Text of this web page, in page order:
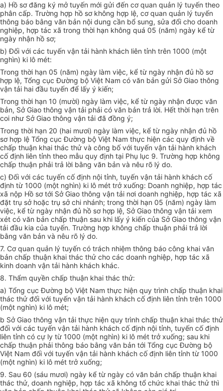
a) Hồ sơ đăng ký mở tuyến mới gửi đến cơ quan quản lý tuyến theo
phân cấp. Trường hợp hồ sơ không hợp lệ, cơ quan quản lý tuyến
thông báo bằng văn bản nội dung cần bổ sung, sửa đổi cho doanh
nghiệp, hợp tác xã trong thời hạn không quá 05 (năm) ngày kể từ
ngày nhận hồ sơ;
b) Đối với các tuyến vận tải hành khách liên tỉnh trên 1000 (một
nghìn) ki lô mét:
Trong thời hạn 05 (năm) ngày làm việc, kể từ ngày nhận đủ hồ sơ
hợp lệ, Tổng cục Đường bộ Việt Nam có văn bản gửi Sở Giao thông
vận tải hai đầu tuyến để lấy ý kiến;
Trong thời hạn 10 (mười) ngày làm việc, kể từ ngày nhận được văn
bản, Sở Giao thông vận tải phải có văn bản trả lời. Hết thời hạn trên
coi như Sở Giao thông vận tải đã đồng ý;
Trong thời hạn 20 (hai mươi) ngày làm việc, kể từ ngày nhận đủ hồ
sơ hợp lệ Tổng cục Đường bộ Việt Nam thực hiện các quy định về
chấp thuận khai thác thử và công bố với tuyến vận tải hành khách
cố định liên tỉnh theo mẫu quy định tại Phụ lục 9. Trường hợp không
chấp thuận phải trả lời bằng văn bản và nêu rõ lý do.
c) Đối với các tuyến cố định nội tỉnh, tuyến vận tải hành khách cố
định từ 1000 (một nghìn) ki lô mét trở xuống: Doanh nghiệp, hợp tác
xã nộp Hồ sơ tới Sở Giao thông vận tải nơi doanh nghiệp, hợp tác xã
đặt trụ sở hoặc trụ sở chi nhánh; trong thời hạn 05 (năm) ngày làm
việc, kể từ ngày nhận đủ hồ sơ hợp lệ, Sở Giao thông vận tải xem
xét có văn bản chấp thuận sau khi lấy ý kiến của Sở Giao thông vận
tải đầu kia của tuyến. Trường hợp không chấp thuận phải trả lời
bằng văn bản và nêu rõ lý do.
7. Cơ quan quản lý tuyến có trách nhiệm thông báo công khai văn
bản chấp thuận khai thác thử cho các doanh nghiệp, hợp tác xã
kinh doanh vận tải hành khách khác.
8. Thẩm quyền chấp thuận khai thác thử:
a) Tổng cục Đường bộ Việt Nam thực hiện quy trình chấp thuận khai
thác thử đối với tuyến vận tải hành khách cố định liên tỉnh trên 1000
(một nghìn) ki lô mét;
b Sở Giao thông vận tải thực hiện quy trình chấp thuận khai thác thử
đối với các tuyến vận tải hành khách cố định nội tỉnh, tuyến cố định
liên tỉnh có cự ly từ 1000 (một nghìn) ki lô mét trở xuống; sau khi
chấp thuận phải thông báo bằng văn bản tới Tổng cục Đường bộ
Việt Nam đối với tuyến vận tải hành khách cố định liên tỉnh từ 1000
(một nghìn) ki lô mét trở xuống;
9. Sau 60 (sáu mươi) ngày kể từ ngày có văn bản chấp thuận khai
thác thử, doanh nghiệp, hợp tác xã không tổ chức khai thác thử thì